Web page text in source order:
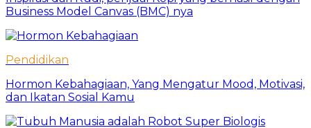
Business Model Canvas (BMC) nya
Pendidikan
Hormon Kebahagiaan, Yang Mengatur Mood, Motivasi,
dan Ikatan Sosial Kamu